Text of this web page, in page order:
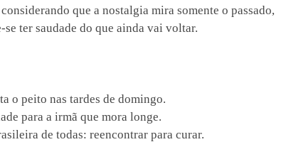
que a nostalgia mira somente o passado,
ter saudade do que ainda vai voltar.
o peito nas tardes de domingo.
para a irmã que mora longe.
de todas: reencontrar para curar.